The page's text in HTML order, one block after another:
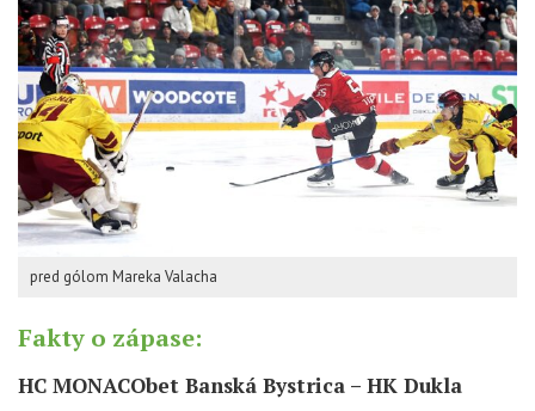
pred gólom Mareka Valacha
Fakty o zápase:
HC MONACObet Banská Bystrica – HK Dukla